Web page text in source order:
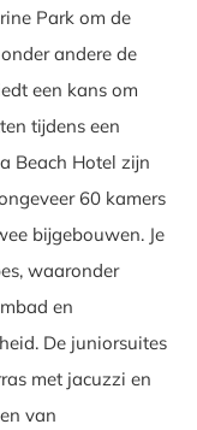
Park om de
andere de
een kans om
tijdens een
Beach Hotel zijn
60 kamers
bijgebouwen. Je
waaronder
en
De juniorsuites
met jacuzzi en
van